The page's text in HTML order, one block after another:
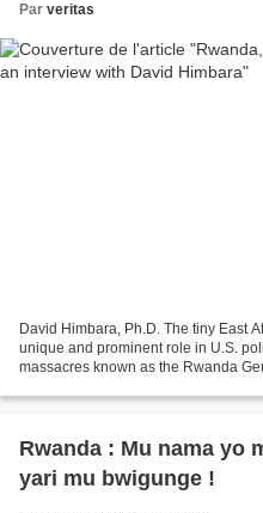
Par veritas
David Himbara, Ph.D. The tiny East
unique and prominent role in U.S.
massacres known as the Rwanda
Rwanda : Mu nama yo
yari mu bwigunge !